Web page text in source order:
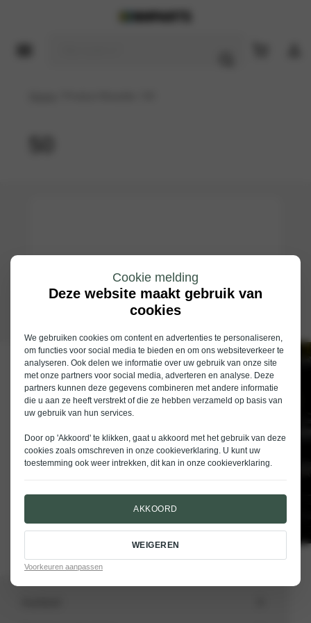
Cookie melding
Deze website maakt gebruik van
cookies
We gebruiken cookies om content en advertenties te personaliseren,
om functies voor social media te bieden en om ons websiteverkeer te
analyseren. Ook delen we informatie over uw gebruik van onze site
met onze partners voor social media, adverteren en analyse. Deze
partners kunnen deze gegevens combineren met andere informatie
die u aan ze heeft verstrekt of die ze hebben verzameld op basis van
uw gebruik van hun services.
Door op 'Akkoord' te klikken, gaat u akkoord met het gebruik van deze
cookies zoals omschreven in onze cookieverklaring. U kunt uw
toestemming ook weer intrekken, dit kan in onze cookieverklaring.
AKKOORD
WEIGEREN
Voorkeuren aanpassen
Schrijf je in voor de nieuwsbrief van
Nieuwenhuijse
E-mailadres
VERSTUREN